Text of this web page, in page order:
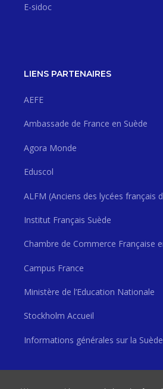
E-sidoc
LIENS PARTENAIRES
AEFE
Ambassade de France en Suède
Agora Monde
Eduscol
ALFM (Anciens des lycées français
Institut Français Suède
Chambre de Commerce Française
Campus France
Ministère de l’Education Nationale
Stockholm Accueil
Informations générales sur la Suède